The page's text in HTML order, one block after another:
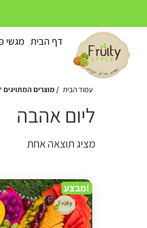
דף הבית מגשי
עמוד הבית / מוצרים המתויגים
ליום אהבה
מציג תוצאה אחת
מבצע!